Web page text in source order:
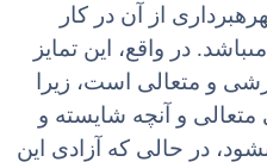
از آن در کار
در واقع، این تمایز
و متعالى است، زیرا
متعالى و آنچه شایسته و
در حالى که آزادى این